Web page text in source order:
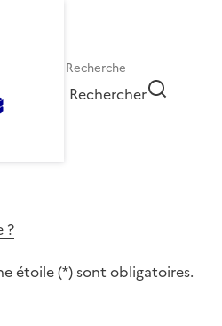
Rechercher
?
étoile (*) sont obligatoires.